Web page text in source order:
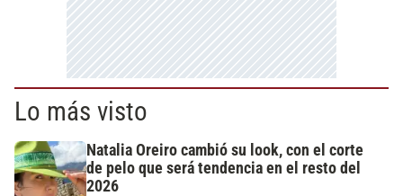
Lo más visto
Natalia Oreiro cambió su look, con el corte
de pelo que será tendencia en el resto del
2026